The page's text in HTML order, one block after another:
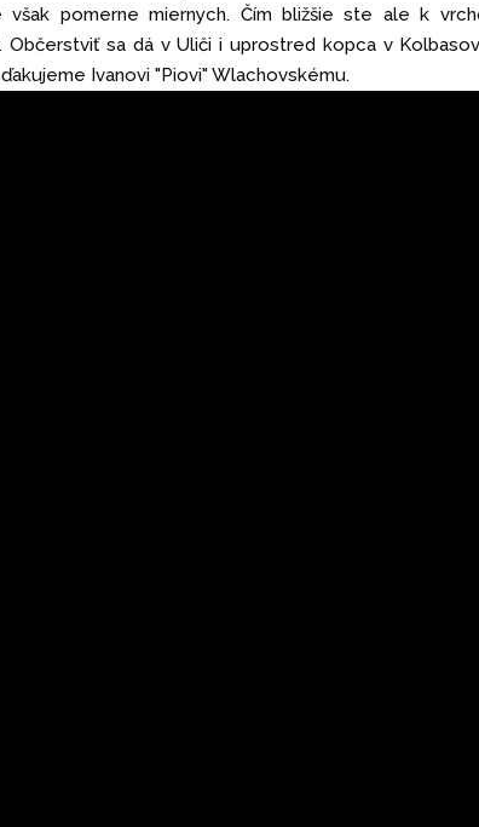
pomerne miernych. Čím bližšie ste ale k
Občerstviť sa dá v Uliči i uprostred kopca v
Ivanovi "Piovi" Wlachovskému.